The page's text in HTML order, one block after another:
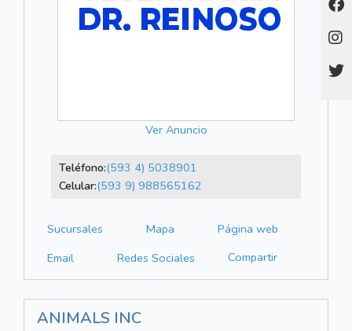
Ver Anuncio
Teléfono:(593 4) 5038901
Celular:(593 9) 988565162
Sucursales Mapa
Página web
Email
Redes Sociales Compartir
ANIMALS INC